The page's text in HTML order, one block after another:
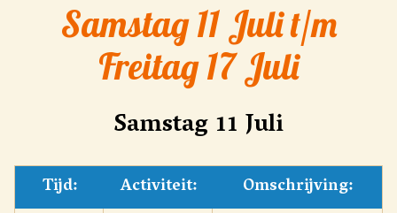
Samstag 11 Juli t/m
Freitag 17 Juli
Samstag 11 Juli
Tijd: Activiteit:
Omschrijving: